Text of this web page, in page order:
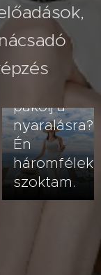
2026.07.23
Hogyan
pakolj a
nyaralásra?
Én
szoktam.